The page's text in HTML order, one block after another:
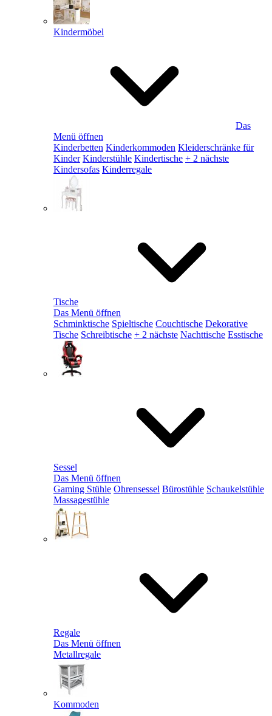
Kindermöbel
Das
Menü öffnen
Kinderbetten Kinderkommoden Kleiderschränke für
Kinder Kinderstühle Kindertische + 2 nächste
Kindersofas Kinderregale
Tische
Das Menü öffnen
Schminktische Spieltische Couchtische Dekorative
Tische Schreibtische + 2 nächste Nachttische Esstische
Sessel
Das Menü öffnen
Gaming Stühle Ohrensessel Bürostühle Schaukelstühle
Massagestühle
Regale
Das Menü öffnen
Metallregale
Kommoden